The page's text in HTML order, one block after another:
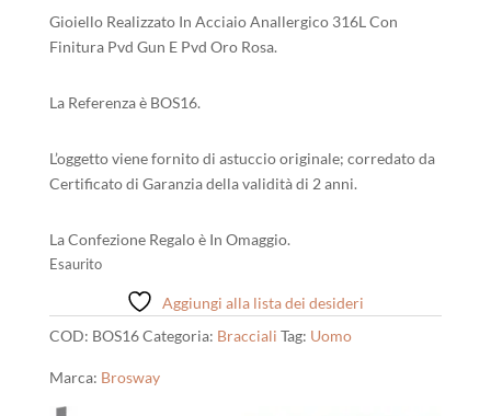
Gioiello Realizzato In Acciaio Anallergico 316L Con
Finitura Pvd Gun E Pvd Oro Rosa.
La Referenza è BOS16.
L’oggetto viene fornito di astuccio originale; corredato da
Certificato di Garanzia della validità di 2 anni.
La Confezione Regalo è In Omaggio.
Esaurito
Aggiungi alla lista dei desideri
COD: BOS16Categoria: Bracciali Tag: Uomo
Marca: Brosway